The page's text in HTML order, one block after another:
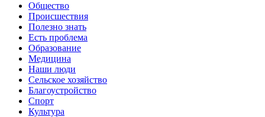
Общество
Происшествия
Полезно знать
Есть проблема
Образование
Медицина
Наши люди
Сельское хозяйство
Благоустройство
Спорт
Культура